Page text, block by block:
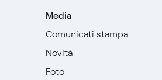
Media
Comunicati stampa
Novità
Foto